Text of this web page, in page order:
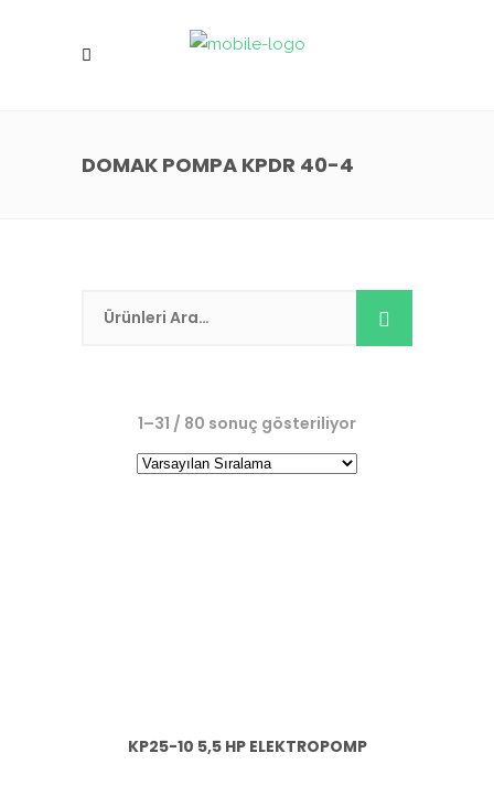
DOMAK POMPA KPDR 40-4
1–31 / 80 sonuç gösteriliyor
KP25-10 5,5 HP ELEKTROPOMP